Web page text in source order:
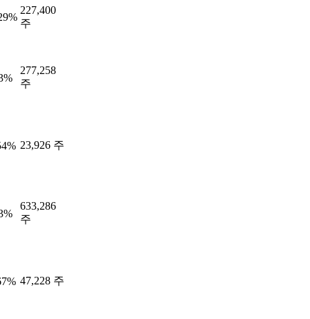
227,400
주
277,258
주
23,926 주
633,286
주
47,228 주